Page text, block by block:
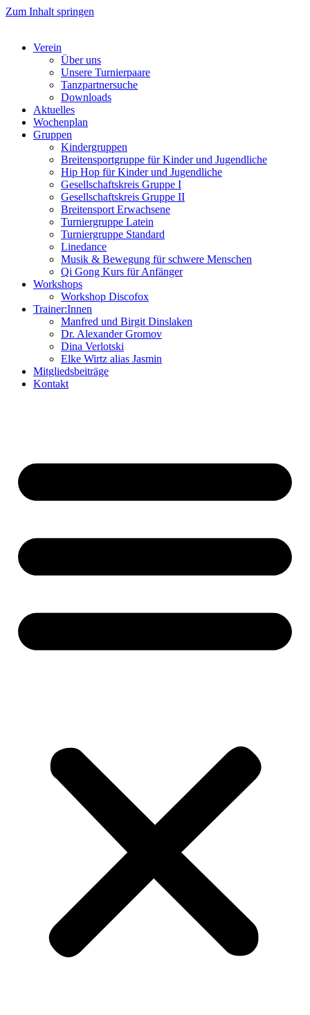
Zum Inhalt springen
Verein
Über uns
Unsere Turnierpaare
Tanzpartnersuche
Downloads
Aktuelles
Wochenplan
Gruppen
Kindergruppen
Breitensportgruppe für Kinder und Jugendliche
Hip Hop für Kinder und Jugendliche​
Gesellschaftskreis Gruppe I
Gesellschaftskreis Gruppe II
Breitensport Erwachsene
Turniergruppe Latein
Turniergruppe Standard
Linedance
Musik & Bewegung für schwere Menschen​
Qi Gong Kurs für Anfänger
Workshops
Workshop Discofox
Trainer:Innen
Manfred und Birgit Dinslaken
Dr. Alexander Gromov
Dina Verlotski
Elke Wirtz alias Jasmin
Mitgliedsbeiträge
Kontakt